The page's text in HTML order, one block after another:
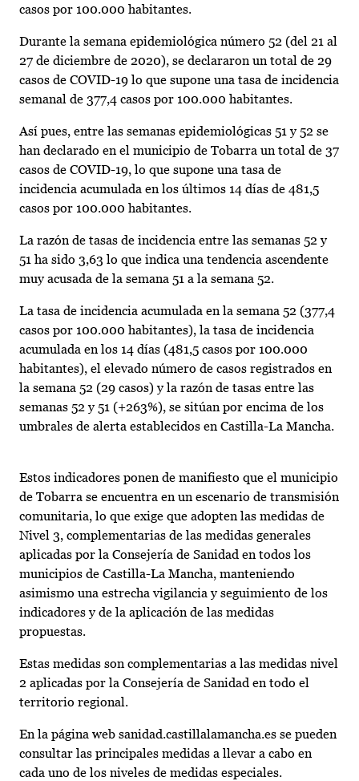
casos por 100.000 habitantes.
Durante la semana epidemiológica número 52 (del 21 al
27 de diciembre de 2020), se declararon un total de 29
casos de COVID-19 lo que supone una tasa de incidencia
semanal de 377,4 casos por 100.000 habitantes.
Así pues, entre las semanas epidemiológicas 51 y 52 se
han declarado en el municipio de Tobarra un total de 37
casos de COVID-19, lo que supone una tasa de
incidencia acumulada en los últimos 14 días de 481,5
casos por 100.000 habitantes.
La razón de tasas de incidencia entre las semanas 52 y
51 ha sido 3,63 lo que indica una tendencia ascendente
muy acusada de la semana 51 a la semana 52.
La tasa de incidencia acumulada en la semana 52 (377,4
casos por 100.000 habitantes), la tasa de incidencia
acumulada en los 14 días (481,5 casos por 100.000
habitantes), el elevado número de casos registrados en
la semana 52 (29 casos) y la razón de tasas entre las
semanas 52 y 51 (+263%), se sitúan por encima de los
umbrales de alerta establecidos en Castilla-La Mancha.
Estos indicadores ponen de manifiesto que el municipio
de Tobarra se encuentra en un escenario de transmisión
comunitaria, lo que exige que adopten las medidas de
Nivel 3, complementarias de las medidas generales
aplicadas por la Consejería de Sanidad en todos los
municipios de Castilla-La Mancha, manteniendo
asimismo una estrecha vigilancia y seguimiento de los
indicadores y de la aplicación de las medidas
propuestas.
Estas medidas son complementarias a las medidas nivel
2 aplicadas por la Consejería de Sanidad en todo el
territorio regional.
En la página web sanidad.castillalamancha.es se pueden
consultar las principales medidas a llevar a cabo en
cada uno de los niveles de medidas especiales.